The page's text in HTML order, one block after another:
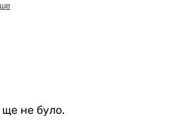
карабін із системою фіксації (два
ще не було.